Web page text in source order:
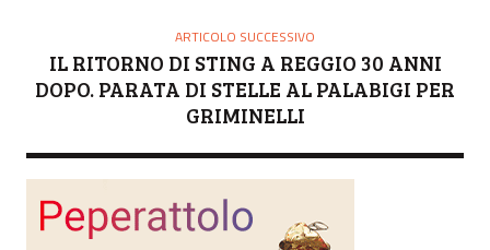
ARTICOLO SUCCESSIVO
IL RITORNO DI STING A REGGIO 30 ANNI
DOPO. PARATA DI STELLE AL PALABIGI PER
GRIMINELLI